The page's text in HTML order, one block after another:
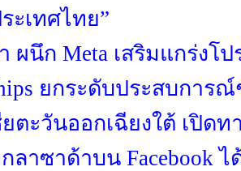
ะเทศไทย”
ผนึก Meta เสริมแกร่งโ
ยกระดับประสบการ
ยตะวันออกเฉียงใต้ เปิดท
ลาซาด้าบน Facebook